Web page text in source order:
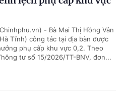
- Bà Mai Thị Hồng Vân
Tĩnh) công tác tại địa bàn được
phụ cấp khu vực 0,2. Theo
tư số 15/2026/TT-BNV, đơn...